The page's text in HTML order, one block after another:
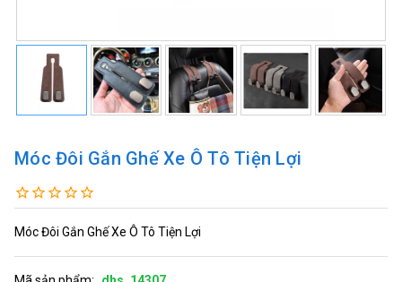
Móc Đôi Gắn Ghế Xe Ô Tô Tiện Lợi
Móc Đôi Gắn Ghế Xe Ô Tô Tiện Lợi